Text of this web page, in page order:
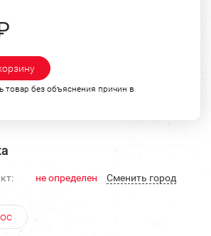
товар без объяснения причин в
не определен Cменить город